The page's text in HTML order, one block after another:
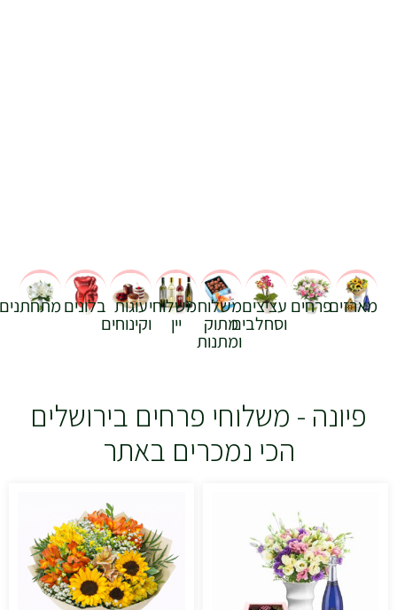
מארזיםפרחים עציצים
וסחלבים
משלוח
מתוק
ומתנות
משלוחי
יין
עוגות
וקינוחים
בלוניםמתחתנים
פיונה - משלוחי פרחים בירושלים
הכי נמכרים באתר
עד
מספר
סוגים.
ניתן
לבחור